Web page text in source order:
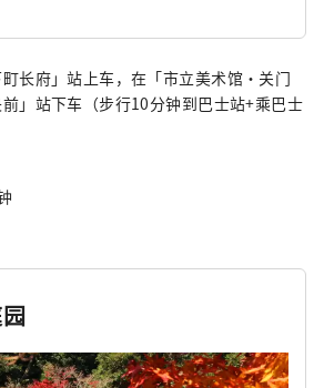
长府」站上车，在「市立美术馆・关门
」站下车（步行10分钟到巴士站+乘巴士